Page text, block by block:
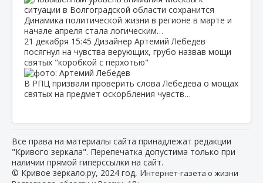
Динамика политической жизни в регионе в марте и
начале апреля стала логическим…
21 декабря 15:45 Дизайнер Артемий Лебедев
посягнул на чувства верующих, грубо назвав мощи
святых "коробкой с перхотью"
В РПЦ призвали проверить слова Лебедева о мощах
святых на предмет оскорбления чувств…
Все права на материалы сайта принадлежат редакции
"Кривого зеркала". Перепечатка допустима только при
наличии прямой гиперссылки на сайт.
© Кривое зеркало.ру, 2024 год, Интернет-газета о жизни